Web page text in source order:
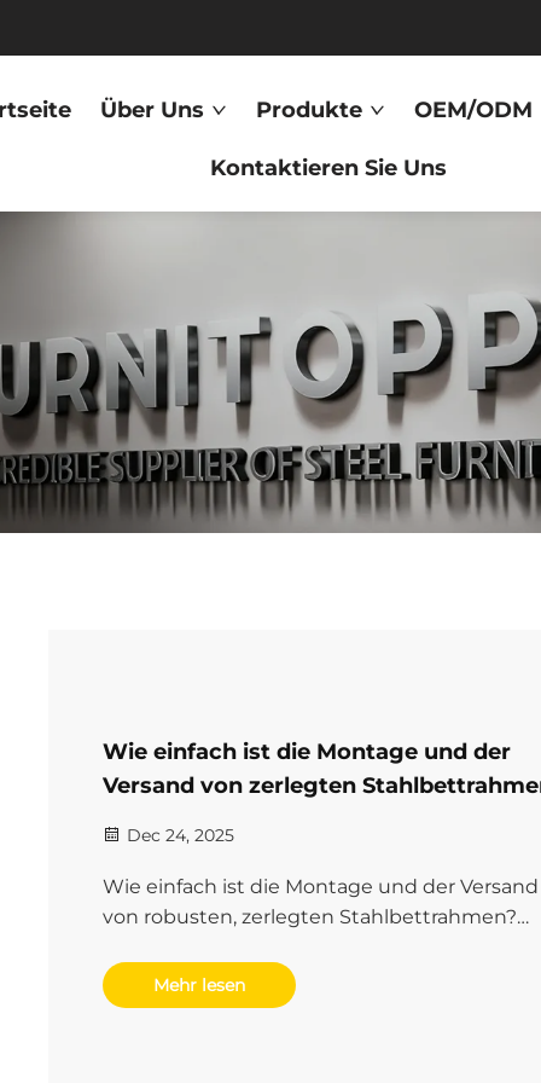
Über Uns Produkte OEM/ODM
Kontaktieren Sie Uns
Wie einfach ist die Montage und der
Versand von zerlegten
Dec 24, 2025
Wie einfach ist die Montage und der Versand
von robusten, zerlegten Stahlbettrahmen?
Werkzeuge, Drehmomentvorgaben und eine
Reduzierung der Frachtkosten um 20 %.
Mehr lesen